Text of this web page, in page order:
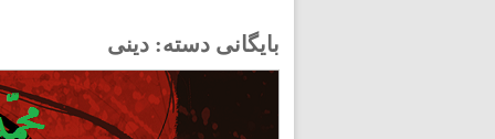
بایگانی دسته: دینی